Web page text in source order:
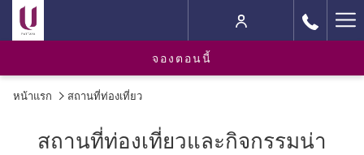
จองตอนนี้
หน้าแรก สถานที่ท่องเที่ยว
สถานที่ท่องเที่ยวและกิจกรรมน่า